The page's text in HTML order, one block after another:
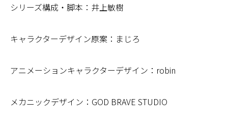
シリーズ構成・脚本：井上敏樹
キャラクターデザイン原案：まじろ
アニメーションキャラクターデザイン：robin
メカニックデザイン：GOD BRAVE STUDIO